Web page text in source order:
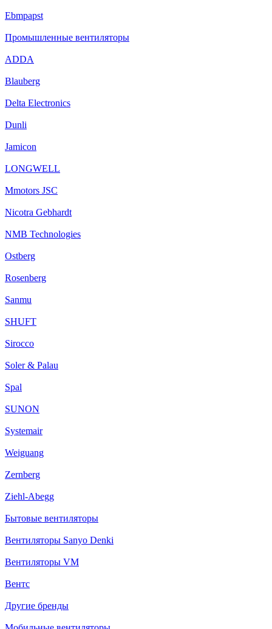
Ebmpapst
Промышленные вентиляторы
ADDA
Blauberg
Delta Electronics
Dunli
Jamicon
LONGWELL
Mmotors JSC
Nicotra Gebhardt
NMB Technologies
Ostberg
Rosenberg
Sanmu
SHUFT
Sirocco
Soler & Palau
Spal
SUNON
Systemair
Weiguang
Zernberg
Ziehl-Abegg
Бытовые вентиляторы
Вентиляторы Sanyo Denki
Вентиляторы VM
Вентс
Другие бренды